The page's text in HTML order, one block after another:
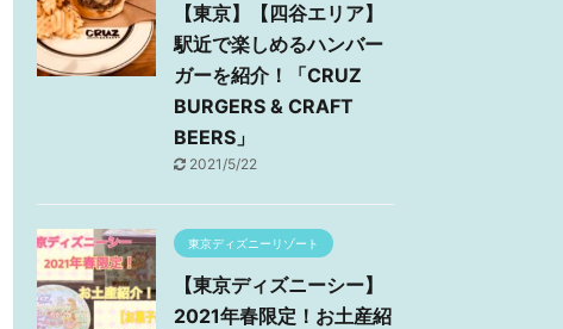
【東京】【四谷エリア】
駅近で楽しめるハンバー
ガーを紹介！「CRUZ
BURGERS & CRAFT
BEERS」
2021/5/22
東京ディズニーリゾート
【東京ディズニーシー】
2021年春限定！お土産紹